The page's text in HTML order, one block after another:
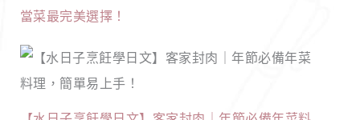
當菜最完美選擇！